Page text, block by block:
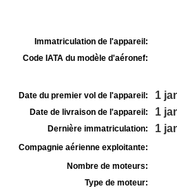
Immatriculation de l'appareil:
Code IATA du modèle d'aéronef:
Date du premier vol de l'appareil: 1
Date de livraison de l'appareil: 1
Dernière immatriculation: 1
Compagnie aérienne exploitante:
Nombre de moteurs:
Type de moteur: